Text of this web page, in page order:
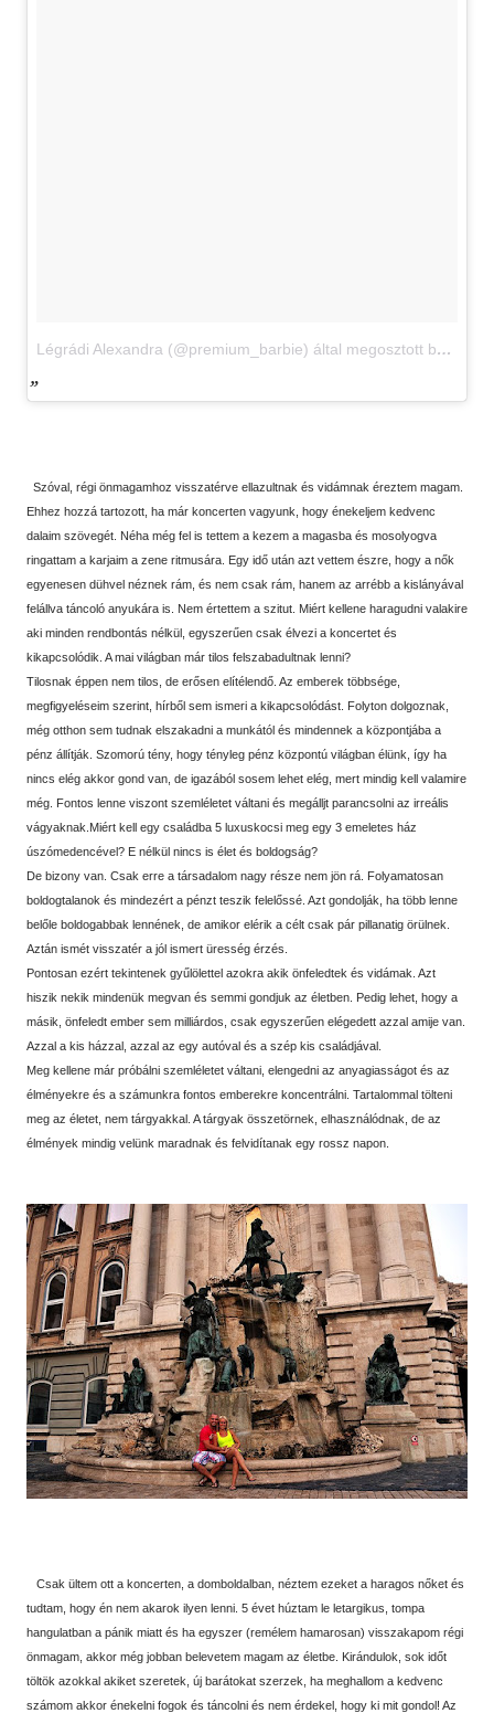
Légrádi Alexandra (@premium_barbie) által megosztott bejegyzés
Szóval, régi önmagamhoz visszatérve ellazultnak és vidámnak éreztem magam.
Ehhez hozzá tartozott, ha már koncerten vagyunk, hogy énekeljem kedvenc
dalaim szövegét. Néha még fel is tettem a kezem a magasba és mosolyogva
ringattam a karjaim a zene ritmusára. Egy idő után azt vettem észre, hogy a nők
egyenesen dühvel néznek rám, és nem csak rám, hanem az arrébb a kislányával
felállva táncoló anyukára is. Nem értettem a szitut. Miért kellene haragudni valakire
aki minden rendbontás nélkül, egyszerűen csak élvezi a koncertet és
kikapcsolódik. A mai világban már tilos felszabadultnak lenni?
Tilosnak éppen nem tilos, de erősen elítélendő. Az emberek többsége,
megfigyeléseim szerint, hírből sem ismeri a kikapcsolódást. Folyton dolgoznak,
még otthon sem tudnak elszakadni a munkától és mindennek a központjába a
pénz állítják. Szomorú tény, hogy tényleg pénz központú világban élünk, így ha
nincs elég akkor gond van, de igazából sosem lehet elég, mert mindig kell valamire
még. Fontos lenne viszont szemléletet váltani és megálljt parancsolni az irreális
vágyaknak.Miért kell egy családba 5 luxuskocsi meg egy 3 emeletes ház
úszómedencével? E nélkül nincs is élet és boldogság?
De bizony van. Csak erre a társadalom nagy része nem jön rá. Folyamatosan
boldogtalanok és mindezért a pénzt teszik felelőssé. Azt gondolják, ha több lenne
belőle boldogabbak lennének, de amikor elérik a célt csak pár pillanatig örülnek.
Aztán ismét visszatér a jól ismert üresség érzés.
Pontosan ezért tekintenek gyűlölettel azokra akik önfeledtek és vidámak. Azt
hiszik nekik mindenük megvan és semmi gondjuk az életben. Pedig lehet, hogy a
másik, önfeledt ember sem milliárdos, csak egyszerűen elégedett azzal amije van.
Azzal a kis házzal, azzal az egy autóval és a szép kis családjával.
Meg kellene már próbálni szemléletet váltani, elengedni az anyagiasságot és az
élményekre és a számunkra fontos emberekre koncentrálni. Tartalommal tölteni
meg az életet, nem tárgyakkal. A tárgyak összetörnek, elhasználódnak, de az
élmények mindig velünk maradnak és felvidítanak egy rossz napon.
Csak ültem ott a koncerten, a domboldalban, néztem ezeket a haragos nőket és
tudtam, hogy én nem akarok ilyen lenni. 5 évet húztam le letargikus, tompa
hangulatban a pánik miatt és ha egyszer (remélem hamarosan) visszakapom régi
önmagam, akkor még jobban belevetem magam az életbe. Kirándulok, sok időt
töltök azokkal akiket szeretek, új barátokat szerzek, ha meghallom a kedvenc
számom akkor énekelni fogok és táncolni és nem érdekel, hogy ki mit gondol! Az